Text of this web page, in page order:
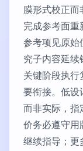
膜形式校正
完成参考面重
参考项见原始
究子内容延续
关键阶段执行
要衔接。低设
而非实际，指
价务必遵守用
继续指导；更